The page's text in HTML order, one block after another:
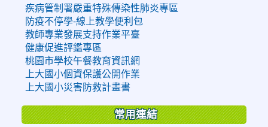
疾病管制署嚴重特殊傳染性肺炎專區
防疫不停學-線上教學便利包
教師專業發展支持作業平臺
健康促進評鑑專區
桃園市學校午餐教育資訊網
上大國小個資保護公開作業
上大國小災害防救計畫書
常用連結